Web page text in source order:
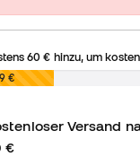
60 € hinzu, um
€
Versand
€